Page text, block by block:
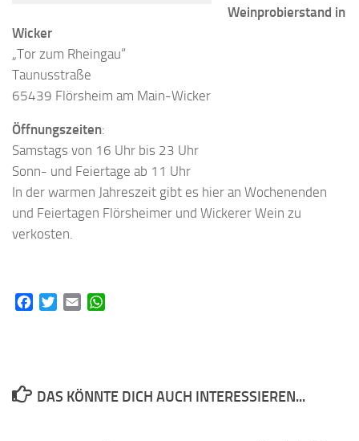
Weinprobierstand in
Wicker
„Tor zum Rheingau“
Taunusstraße
65439 Flörsheim am Main-Wicker
Öffnungszeiten:
Samstags von 16 Uhr bis 23 Uhr
Sonn- und Feiertage ab 11 Uhr
In der warmen Jahreszeit gibt es hier an Wochenenden
und Feiertagen Flörsheimer und Wickerer Wein zu
verkosten.
FacebookTwitterEmail
DAS KÖNNTE DICH AUCH INTERESSIEREN...